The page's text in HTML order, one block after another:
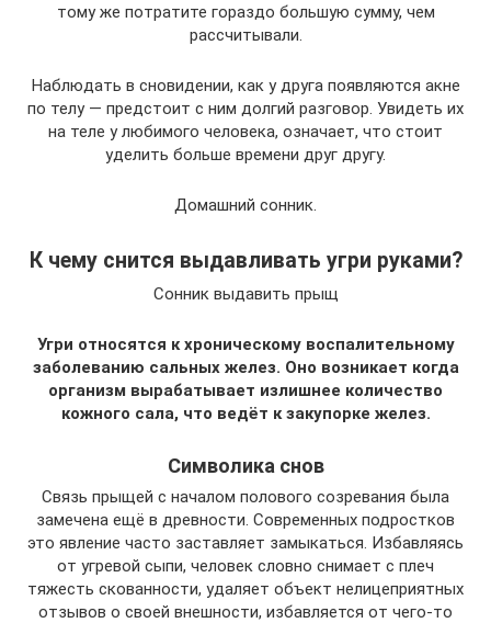
тому же потратите гораздо большую сумму, чем
рассчитывали.
Наблюдать в сновидении, как у друга появляются акне
по телу — предстоит с ним долгий разговор. Увидеть их
на теле у любимого человека, означает, что стоит
уделить больше времени друг другу.
Домашний сонник.
К чему снится выдавливать угри руками?
Сонник выдавить прыщ
Угри относятся к хроническому воспалительному
заболеванию сальных желез. Оно возникает когда
организм вырабатывает излишнее количество
кожного сала, что ведёт к закупорке желез.
Символика снов
Связь прыщей с началом полового созревания была
замечена ещё в древности. Современных подростков
это явление часто заставляет замыкаться. Избавляясь
от угревой сыпи, человек словно снимает с плеч
тяжесть скованности, удаляет объект нелицеприятных
отзывов о своей внешности, избавляется от чего-то